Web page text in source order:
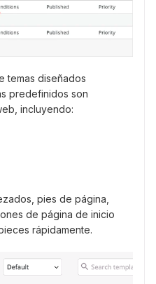
temas diseñados
predefinidos son
incluyendo:
pies de página,
de página de inicio
rápidamente.